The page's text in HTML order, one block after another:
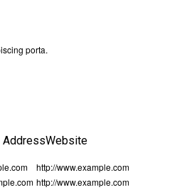
porta.
AddressWebsite
http://www.example.com
http://www.example.com